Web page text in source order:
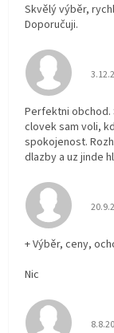
Skvělý výběr,
Doporučuji.
Perfektni obchod.
clovek sam voli,
spokojenost.
dlazby a uz jinde
+ Výběr, ceny,
Nic